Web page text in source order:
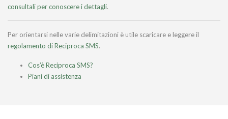
consultali per conoscere i dettagli.
Per orientarsi nelle varie delimitazioni è utile scaricare e leggere il
regolamento di Reciproca SMS.
Cos’è Reciproca SMS?
Piani di assistenza